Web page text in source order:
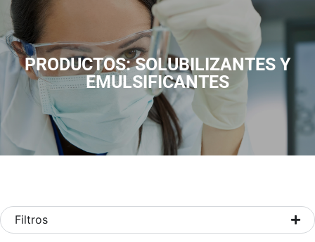
PRODUCTOS: SOLUBILIZANTES Y
EMULSIFICANTES
Filtros